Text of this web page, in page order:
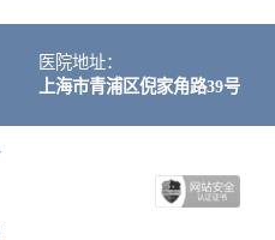
医院地址：
上海市青浦区倪家角路39号